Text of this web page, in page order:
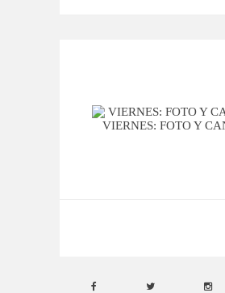
VIERNES: FOTO Y